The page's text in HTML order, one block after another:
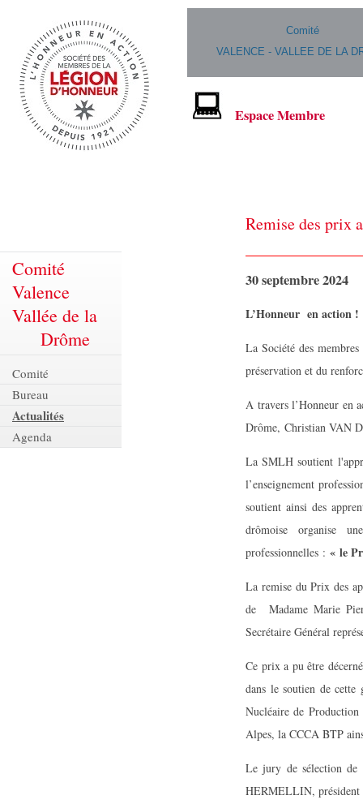
Comité
VALENCE - VALLEE DE LA
Espace Membre
Comité
Valence
Vallée de la
Drôme
Comité
Bureau
Actualités
Agenda
Remise des prix
30 septembre 2024
L’Honneur en action !
La Société des
préservation et du
A travers l’Honneur en
Drôme, Christian VAN
La SMLH soutient
l’enseignement
soutient ainsi des
drômoise organise
professionnelles : « le
La remise du Prix des
de Madame Marie
Secrétaire Général
Ce prix a pu être
dans le soutien de
Nucléaire de
Alpes, la CCCA BTP
Le jury de sélection de
HERMELLIN, président